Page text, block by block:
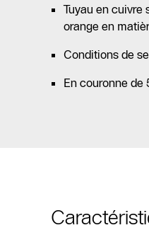
Tuyau en cuivre
orange en
Conditions de
En couronne de